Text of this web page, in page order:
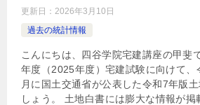
更新日： 2026年3月10日
過去の統計情報
こんにちは、四谷学院宅建講座の甲斐
年度（2025年度）宅建試験に向けて
月に国土交通省が公表した令和7年版
しょう。 土地白書には膨大な情報が